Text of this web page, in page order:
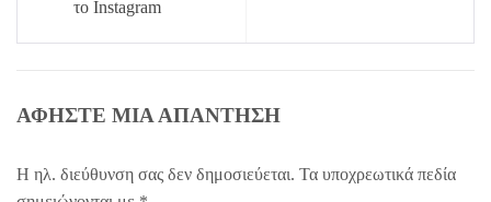
το Instagram
ΑΦΉΣΤΕ ΜΙΑ ΑΠΆΝΤΗΣΗ
Η ηλ. διεύθυνση σας δεν δημοσιεύεται. Τα υποχρεωτικά πεδία